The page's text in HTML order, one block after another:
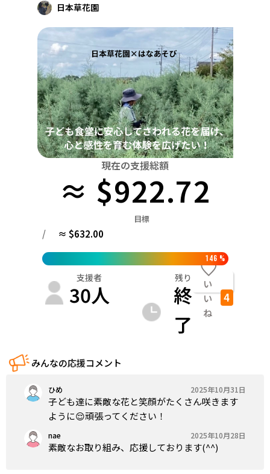
中国
四国
九州・沖縄
北海道 青森
栃木 千葉 東京
新潟 富山 石川 福井 山梨 長野
三重 滋賀 京都 大阪 兵庫 奈良
鳥取 島根 岡山 広島 山口
愛媛
長崎
日本草花園
現在の支援総額
≈ $922.72
目標
/ ≈ $632.00
146 %
支援者
30人
残り
終
了
い
い
ね
4
みんなの応援コメント
ひめ 2025年10月31日
子ども達に素敵な花と笑顔がたくさん咲きます
ように😌頑張ってください！
nae 2025年10月28日
素敵なお取り組み、応援しております(^^)